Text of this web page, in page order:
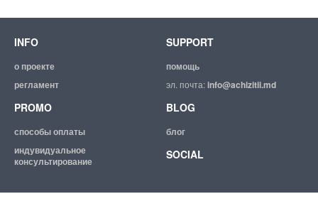
INFO
о проекте
регламент
SUPPORT
помощь
эл. почта:info@achizitii.md
PROMO
способы оплаты
индувидуальное
консультирование
BLOG
блог
SOCIAL